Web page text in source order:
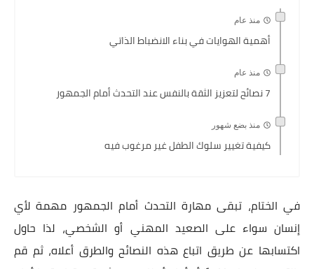
منذ عام
أهمية الهوايات في بناء الانضباط الذاتي
منذ عام
7 نصائح لتعزيز الثقة بالنفس عند التحدث أمام الجمهور
منذ بضع شهور
كيفية تغيير سلوك الطفل غير مرغوب فيه
في الختام، تبقى مهارة التحدث أمام الجمهور مهمة لأي
إنسان سواء على الصعيد المهني أو الشخصي، لذا حاول
اكتسابها عن طريق اتباع هذه النصائح والطرق أعلاه، ثم قم